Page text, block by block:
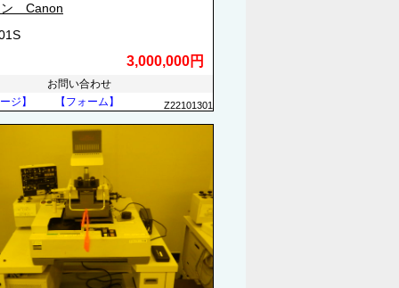
ン Canon
3,000,000円
お問い合わせ
ジ】
【フォーム】 Z22101301